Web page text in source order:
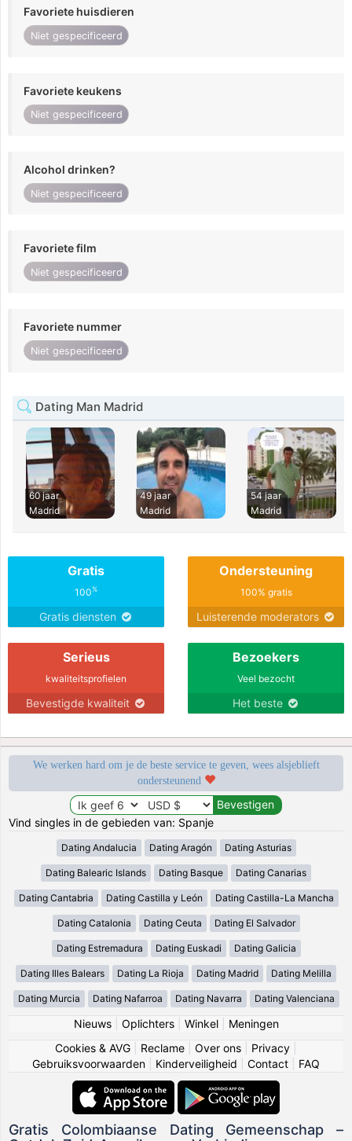
Favoriete huisdieren
Niet gespecificeerd
Favoriete keukens
Niet gespecificeerd
Alcohol drinken?
Niet gespecificeerd
Favoriete film
Niet gespecificeerd
Favoriete nummer
Niet gespecificeerd
Dating Man Madrid
60 jaar
Madrid
49 jaar
Madrid
54 jaar
Madrid
Gratis
100%
Gratis diensten
Ondersteuning
100% gratis
Luisterende moderators
Serieus
kwaliteitsprofielen
Bevestigde kwaliteit
Bezoekers
Veel bezocht
Het beste
We werken hard om je de beste service te geven, wees alsjeblieft
ondersteunend
Vind singles in de gebieden van: Spanje
Dating Andalucia Dating Aragón Dating Asturias
Dating Balearic Islands Dating Basque Dating Canarias
Dating Cantabria Dating Castilla y León Dating Castilla-La Mancha
Dating Catalonia Dating Ceuta Dating El Salvador
Dating Estremadura Dating Euskadi Dating Galicia
Dating Illes Balears Dating La Rioja Dating Madrid Dating Melilla
Dating Murcia Dating Nafarroa Dating Navarra Dating Valenciana
Nieuws| Oplichters| Winkel| Meningen
Cookies & AVG
Reclame Over ons Privacy
Gebruiksvoorwaarden
Kinderveiligheid Contact FAQ
Gratis Colombiaanse Dating Gemeenschap –